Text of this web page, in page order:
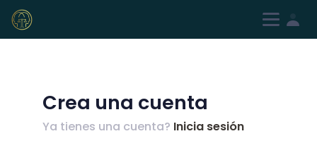
Registrarme
Crea una cuenta
Ya tienes una cuenta? Inicia sesión